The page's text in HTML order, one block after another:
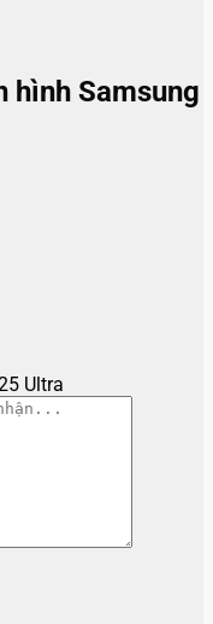
hình Samsung
Ultra